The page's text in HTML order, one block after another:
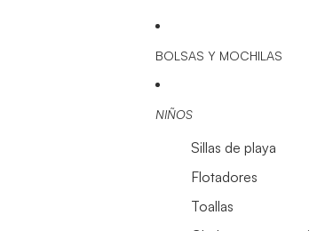
BOLSAS Y MOCHILAS
NIÑOS
Sillas de playa
Flotadores
Toallas